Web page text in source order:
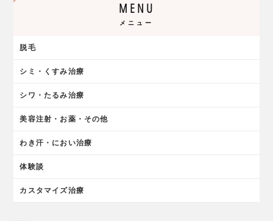
MENU
メニュー
脱毛
シミ・くすみ治療
シワ・たるみ治療
美容注射・お薬・その他
わき汗・におい治療
体験談
カスタマイズ治療